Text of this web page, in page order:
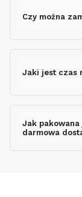
Czy można
wysyłki
Jaki jest czas
Jak
darmowa